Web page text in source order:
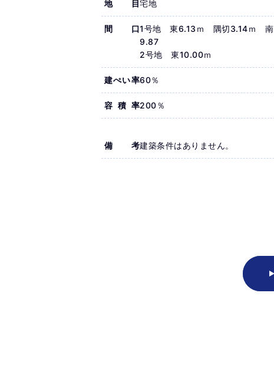
地目宅地
間口1号地 東6.13ｍ 隅切3.14ｍ 南
9.87
2号地 東10.00ｍ
建ぺい率60％
容積率200％
備考建築条件はありません。